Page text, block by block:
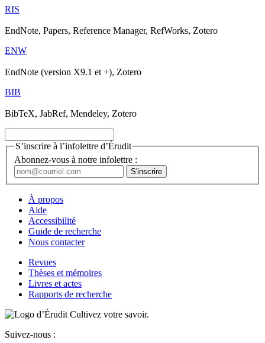
RIS
EndNote, Papers, Reference Manager, RefWorks, Zotero
ENW
EndNote (version X9.1 et +), Zotero
BIB
BibTeX, JabRef, Mendeley, Zotero
S’inscrire à l’infolettre d’Érudit
Abonnez-vous à notre infolettre :
À propos
Aide
Accessibilité
Guide de recherche
Nous contacter
Revues
Thèses et mémoires
Livres et actes
Rapports de recherche
Cultivez votre savoir.
Suivez-nous :